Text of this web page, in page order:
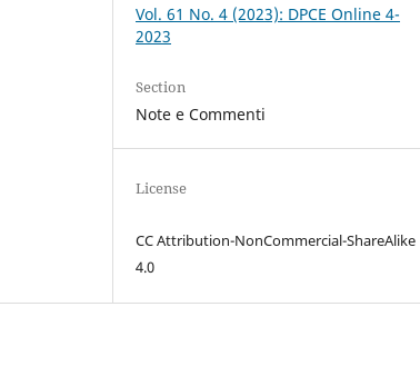
Vol. 61 No. 4 (2023): DPCE Online 4-
2023
Section
Note e Commenti
License
CC Attribution-NonCommercial-ShareAlike
4.0